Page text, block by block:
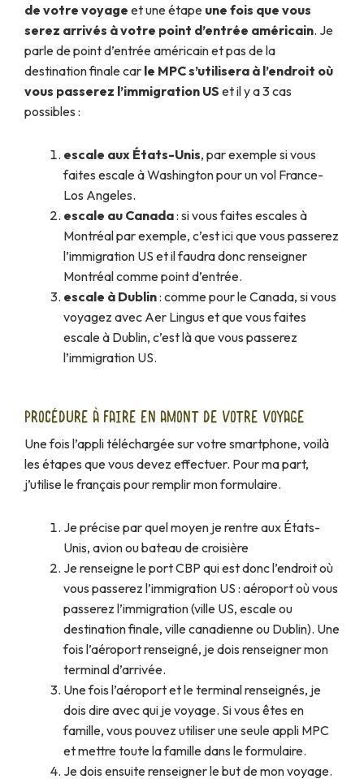
de votre voyage et une étape une fois que vous
serez arrivés à votre point d’entrée américain. Je
parle de point d’entrée américain et pas de la
destination finale car le MPC s’utilisera à l’endroit où
vous passerez l’immigration US et il y a 3 cas
possibles :
escale aux États-Unis, par exemple si vous
faites escale à Washington pour un vol France-
Los Angeles.
escale au Canada: si vous faites escales à
Montréal par exemple, c’est ici que vous passerez
l’immigration US et il faudra donc renseigner
Montréal comme point d’entrée.
escale à Dublin: comme pour le Canada, si vous
voyagez avec Aer Lingus et que vous faites
escale à Dublin, c’est là que vous passerez
l’immigration US.
PROCÉDURE À FAIRE EN AMONT DE VOTRE VOYAGE
Une fois l’appli téléchargée sur votre smartphone, voilà
les étapes que vous devez effectuer. Pour ma part,
j’utilise le français pour remplir mon formulaire.
Je précise par quel moyen je rentre aux États-
Unis, avion ou bateau de croisière
Je renseigne le port CBP qui est donc l’endroit où
vous passerez l’immigration US : aéroport où vous
passerez l’immigration (ville US, escale ou
destination finale, ville canadienne ou Dublin). Une
fois l’aéroport renseigné, je dois renseigner mon
terminal d’arrivée.
Une fois l’aéroport et le terminal renseignés, je
dois dire avec qui je voyage. Si vous êtes en
famille, vous pouvez utiliser une seule appli MPC
et mettre toute la famille dans le formulaire.
Je dois ensuite renseigner le but de mon voyage.